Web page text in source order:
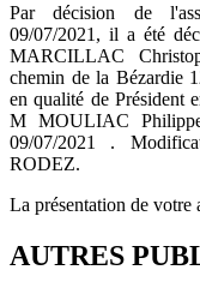
Par décision de
09/07/2021, il a été
MARCILLAC
chemin de la Bézardie
en qualité de Président
M MOULIAC
09/07/2021 .
RODEZ.
La présentation de votre
AUTRES